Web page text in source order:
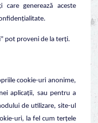
generează aceste
pot proveni de la terți.
cookie-uri anonime,
aplicații, sau pentru a
de utilizare, site-ul
uri, la fel cum terțele